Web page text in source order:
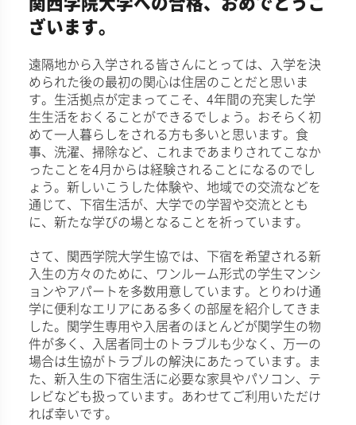
ざいます。
遠隔地から入学される皆さんにとっては、入学を決
められた後の最初の関心は住居のことだと思いま
す。生活拠点が定まってこそ、4年間の充実した学
生生活をおくることができるでしょう。おそらく初
めて一人暮らしをされる方も多いと思います。食
事、洗濯、掃除など、これまであまりされてこなか
ったことを4月からは経験されることになるのでし
ょう。新しいこうした体験や、地域での交流などを
通じて、下宿生活が、大学での学習や交流ととも
に、新たな学びの場となることを祈っています。
さて、関西学院大学生協では、下宿を希望される新
入生の方々のために、ワンルーム形式の学生マンシ
ョンやアパートを多数用意しています。とりわけ通
学に便利なエリアにある多くの部屋を紹介してきま
した。関学生専用や入居者のほとんどが関学生の物
件が多く、入居者同士のトラブルも少なく、万一の
場合は生協がトラブルの解決にあたっています。ま
た、新入生の下宿生活に必要な家具やパソコン、テ
レビなども扱っています。あわせてご利用いただけ
れば幸いです。